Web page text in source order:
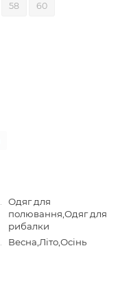
58 60
Одяг для
полювання,Одяг для
рибалки
Весна,Літо,Осінь